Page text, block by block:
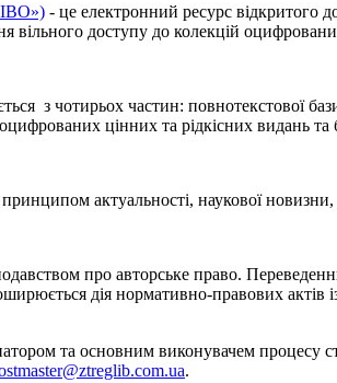
- це електронний ресурс
вільного доступу до колекцій
з чотирьох частин: повнотекстової
цінних та рідкісних видань та
актуальності, наукової новизни,
про авторське право.
дія нормативно-правових
та основним виконувачем процесу
.